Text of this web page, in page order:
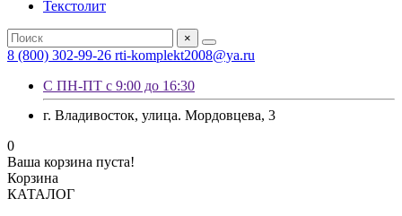
Текстолит
×
8 (800) 302-99-26 rti-komplekt2008@ya.ru
С ПН-ПТ с 9:00 до 16:30
г. Владивосток, улица. Мордовцева, 3
0
Ваша корзина пуста!
Корзина
КАТАЛОГ